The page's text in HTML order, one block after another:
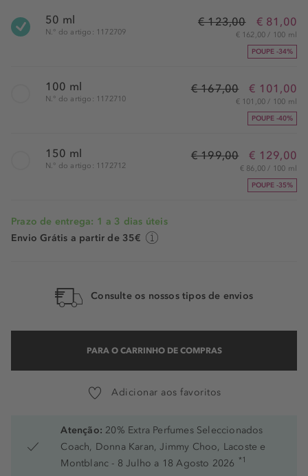
50 ml
N.° do artigo: 1172709
€ 123,00 € 81,00
€ 162,00 / 100 ml
POUPE -34%
100 ml
N.° do artigo: 1172710
€ 167,00 € 101,00
€ 101,00 / 100 ml
POUPE -40%
150 ml
N.° do artigo: 1172712
€ 199,00 € 129,00
€ 86,00 / 100 ml
POUPE -35%
Prazo de entrega: 1 a 3 dias úteis
Envio Grátis a partir de 35€
Consulte os nossos tipos de envios
PARA O CARRINHO DE COMPRAS
Adicionar aos favoritos
Atenção: 20% Extra Perfumes Seleccionados
Coach, Donna Karan, Jimmy Choo, Lacoste e
Montblanc - 8 Julho a 18 Agosto 2026 *1